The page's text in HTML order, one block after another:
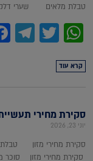
טבלת מלאים שערי
קרא עוד
סקירת מחירי תעשיית המזון
יוני 23, 2026
סקירת מחירי מזון טבלת
סקירת מחירי מזון סוכר מס'5, סוכר מס' 11,